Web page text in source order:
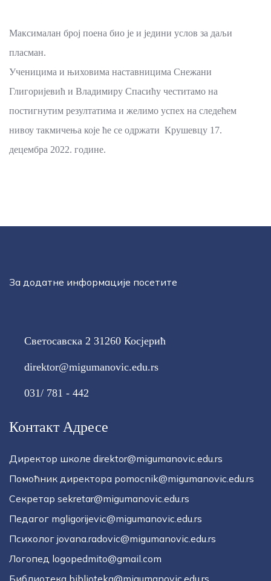
Максималан број поена био је и једини услов за даљи
пласман.
Ученицима и њиховима наставницима Снежани
Глигоријевић и Владимиру Спасићу честитамо на
постигнутим резултатима и желимо успех на следећем
нивоу такмичења које ће се одржати Крушевцу 17.
децембра 2022. године.
За додатне информације посетите
Светосавска 2 31260 Косјерић
direktor@migumanovic.edu.rs
031/ 781 - 442
Контакт Адресе
Директор школе direktor@migumanovic.edu.rs
Помоћник директора pomocnik@migumanovic.edu.rs
Секретар sekretar@migumanovic.edu.rs
Педагог mgligorijevic@migumanovic.edu.rs
Психолог jovana.radovic@migumanovic.edu.rs
Логопед logopedmito@gmail.com
Библиотека biblioteka@migumanovic.edu.rs